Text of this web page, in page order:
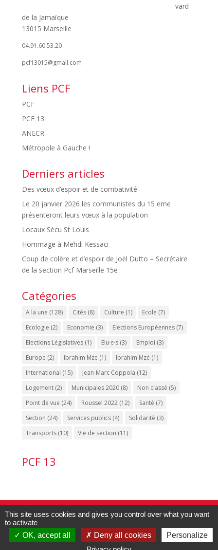
vard
de la Jamaïque
13015 Marseille
04.91.60.53.20
pcf13015@gmail.com
Liens PCF
PCF
PCF 13
ANECR
Métropole à Gauche !
Derniers articles
Des vœux d’espoir et de combativité
Le 20 janvier 2026 les communistes du 15 eme
présenteront leurs vœux à la population
Locaux Sécu St Louis
Hommage à Mehdi Kessaci
Coup de colère et d’espoir de Joël Dutto – Secrétaire
de la section Pcf Marseille 15e
Catégories
A la une (128) Cités(8) Culture (1) Ecole (7)
Ecologie (2) Economie (3) Elections Européennes(7)
Elections Législatives(1) Elu·e·s(3) Emploi (3)
Europe (2) Ibrahim Mze (1) Ibrahim Mzé (1)
International (15) Jean-Marc Coppola (12)
Logement(2) Municipales 2020(8) Non classé (5)
Point de vue (24) Roussel 2022(12) Santé (7)
Section (24) Services publics(4) Solidarité (3)
Transports(10) Vie de section (11)
PCF 13
Contact PCF Marseille 15 :04.91.60.53.20-
fédération du Parti Communiste Français
des Bouche-du-Rhône
This site uses cookies and gives you control over what you want
to activate
OK, accept all
Deny all cookies
Personalize